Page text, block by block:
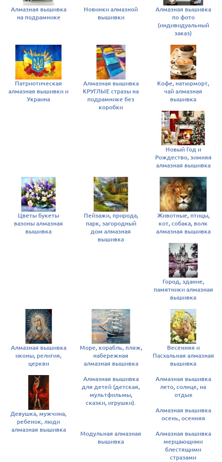
Алмазная вышивка
на подрамнике
Новинки алмазной
вышивки
Алмазная вышивка
по фото
(индивидуальный
заказ)
Патриотическая
алмазная вышивки и
Украина
Алмазная вышивка
КРУГЛЫЕ стразы на
подрамнике без
коробки
Кофе, натюрморт,
чай алмазная
вышивка
Новый Год и
Рождество, зимняя
алмазная вышивка
Цветы букеты
вазоны алмазная
вышивка
Пейзажи, природа,
парк, загородный
дом алмазная
вышивка
Животные, птицы,
кот, собака, волк
алмазная вышивка
Город, здание,
памятники алмазная
вышивка
Алмазная вышивка
иконы, религия,
церкви
Море, корабль, пляж,
набережная
алмазная вышивка
Весенняя и
Пасхальная алмазная
вышивка
Девушка, мужчина,
ребенок, люди
алмазная вышивка
Алмазная вышивка
для детей (детская,
мультфильмы,
сказки, игрушки).
Алмазная вышивка
лето, солнце, на
отдых
Алмазная вышивка
осень, осенняя
Модульная алмазная
вышивка
Алмазная вышивка
мерцающими
блестящими
стразами